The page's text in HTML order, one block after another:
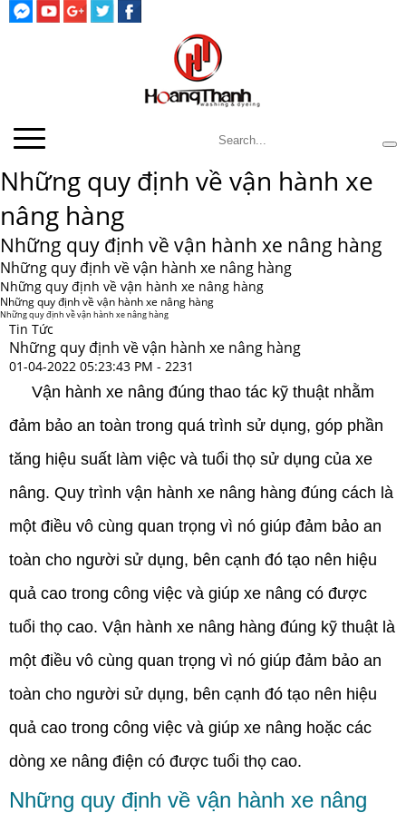
Những quy định về vận hành xe
nâng hàng
Những quy định về vận hành xe nâng hàng
Những quy định về vận hành xe nâng hàng
Những quy định về vận hành xe nâng hàng
Những quy định về vận hành xe nâng hàng
Những quy định về vận hành xe nâng hàng
Tin Tức
Những quy định về vận hành xe nâng hàng
01-04-2022 05:23:43 PM - 2231
Vận hành xe nâng đúng thao tác kỹ thuật nhằm
đảm bảo an toàn trong quá trình sử dụng, góp phần
tăng hiệu suất làm việc và tuổi thọ sử dụng của xe
nâng. Quy trình vận hành xe nâng hàng đúng cách là
một điều vô cùng quan trọng vì nó giúp đảm bảo an
toàn cho người sử dụng, bên cạnh đó tạo nên hiệu
quả cao trong công việc và giúp xe nâng có được
tuổi thọ cao. Vận hành xe nâng hàng đúng kỹ thuật là
một điều vô cùng quan trọng vì nó giúp đảm bảo an
toàn cho người sử dụng, bên cạnh đó tạo nên hiệu
quả cao trong công việc và giúp xe nâng hoặc các
dòng xe nâng điện có được tuổi thọ cao.
Những quy định về vận hành xe nâng